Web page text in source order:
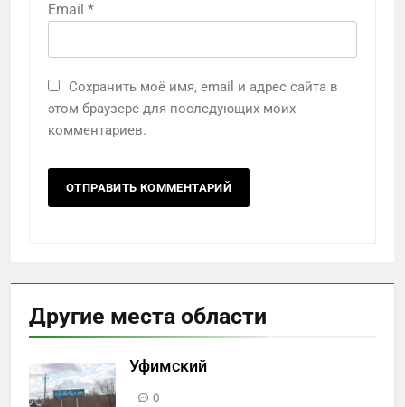
Email *
Сохранить моё имя, email и адрес сайта в
этом браузере для последующих моих
комментариев.
Другие места области
Уфимский
0